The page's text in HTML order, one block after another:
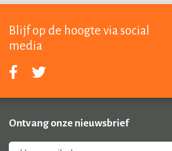
Blijf op de hoogte via social
media
Ontvang onze nieuwsbrief